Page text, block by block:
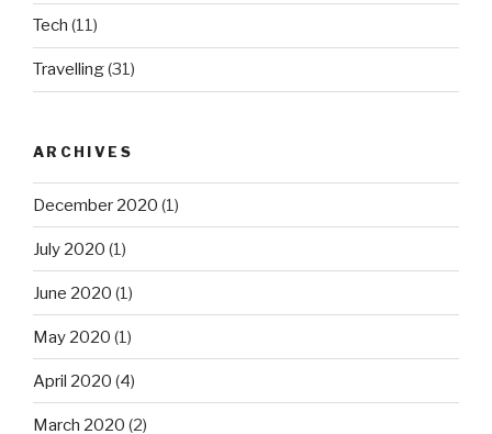
Tech (11)
Travelling(31)
ARCHIVES
December 2020 (1)
July 2020 (1)
June 2020 (1)
May 2020 (1)
April 2020 (4)
March 2020 (2)